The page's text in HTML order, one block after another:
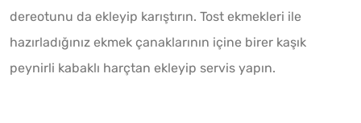
dereotunu da ekleyip karıştırın. Tost ekmekleri ile
hazırladığınız ekmek çanaklarının içine birer kaşık
peynirli kabaklı harçtan ekleyip servis yapın.